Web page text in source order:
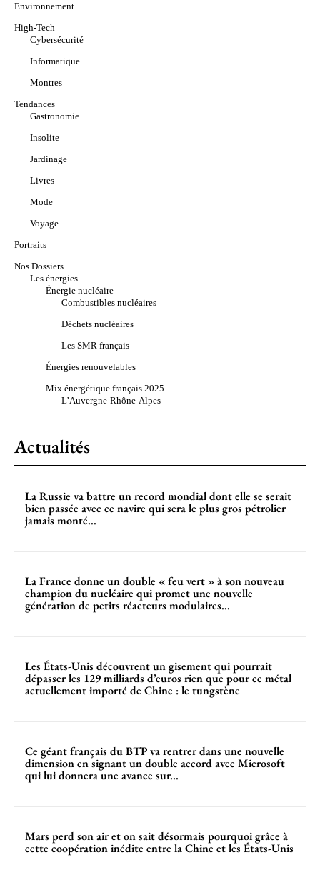
Environnement
High-Tech
Cybersécurité
Informatique
Montres
Tendances
Gastronomie
Insolite
Jardinage
Livres
Mode
Voyage
Portraits
Nos Dossiers
Les énergies
Énergie nucléaire
Combustibles nucléaires
Déchets nucléaires
Les SMR français
Énergies renouvelables
Mix énergétique français 2025
L’Auvergne-Rhône-Alpes
Actualités
La Russie va battre un record mondial dont elle se serait
bien passée avec ce navire qui sera le plus gros pétrolier
jamais monté...
La France donne un double « feu vert » à son nouveau
champion du nucléaire qui promet une nouvelle
génération de petits réacteurs modulaires...
Les États-Unis découvrent un gisement qui pourrait
dépasser les 129 milliards d’euros rien que pour ce métal
actuellement importé de Chine : le tungstène
Ce géant français du BTP va rentrer dans une nouvelle
dimension en signant un double accord avec Microsoft
qui lui donnera une avance sur...
Mars perd son air et on sait désormais pourquoi grâce à
cette coopération inédite entre la Chine et les États-Unis